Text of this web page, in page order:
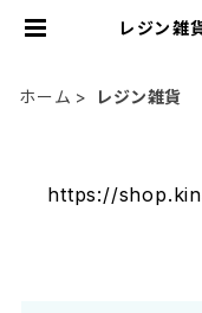
レジン
ホーム レジン雑貨
https://